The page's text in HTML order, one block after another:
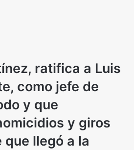
ratifica a Luis
como jefe de
y que
y giros
llegó a la